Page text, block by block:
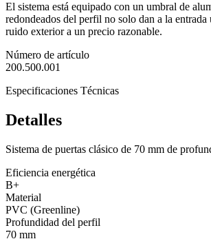
El sistema está equipado con un umbral de
redondeados del perfil no solo dan a la
ruido exterior a un precio razonable.
Número de artículo
200.500.001
Especificaciones Técnicas
Detalles
Sistema de puertas clásico de 70 mm de
Eficiencia energética
B+
Material
PVC (Greenline)
Profundidad del perfil
70 mm